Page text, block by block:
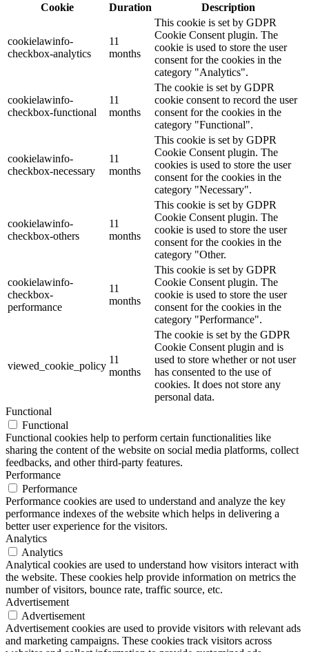
Cookie
Duration Description
cookielawinfo-
checkbox-analytics
11
months
This cookie is set by GDPR
Cookie Consent plugin. The
cookie is used to store the user
consent for the cookies in the
category "Analytics".
cookielawinfo-
checkbox-functional
11
months
The cookie is set by GDPR
cookie consent to record the user
consent for the cookies in the
category "Functional".
cookielawinfo-
checkbox-necessary
11
months
This cookie is set by GDPR
Cookie Consent plugin. The
cookies is used to store the user
consent for the cookies in the
category "Necessary".
cookielawinfo-
checkbox-others
11
months
This cookie is set by GDPR
Cookie Consent plugin. The
cookie is used to store the user
consent for the cookies in the
category "Other.
cookielawinfo-
checkbox-
performance
11
months
This cookie is set by GDPR
Cookie Consent plugin. The
cookie is used to store the user
consent for the cookies in the
category "Performance".
viewed_cookie_policy
11
months
The cookie is set by the GDPR
Cookie Consent plugin and is
used to store whether or not user
has consented to the use of
cookies. It does not store any
personal data.
Functional
Functional
Functional cookies help to perform certain functionalities like
sharing the content of the website on social media platforms, collect
feedbacks, and other third-party features.
Performance
Performance
Performance cookies are used to understand and analyze the key
performance indexes of the website which helps in delivering a
better user experience for the visitors.
Analytics
Analytics
Analytical cookies are used to understand how visitors interact with
the website. These cookies help provide information on metrics the
number of visitors, bounce rate, traffic source, etc.
Advertisement
Advertisement
Advertisement cookies are used to provide visitors with relevant ads
and marketing campaigns. These cookies track visitors across